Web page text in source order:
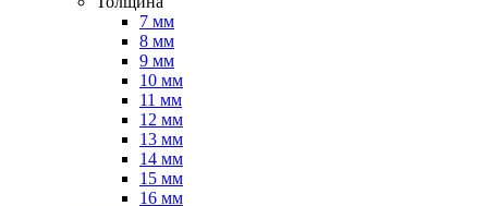
7 мм
8 мм
9 мм
10 мм
11 мм
12 мм
13 мм
14 мм
15 мм
16 мм